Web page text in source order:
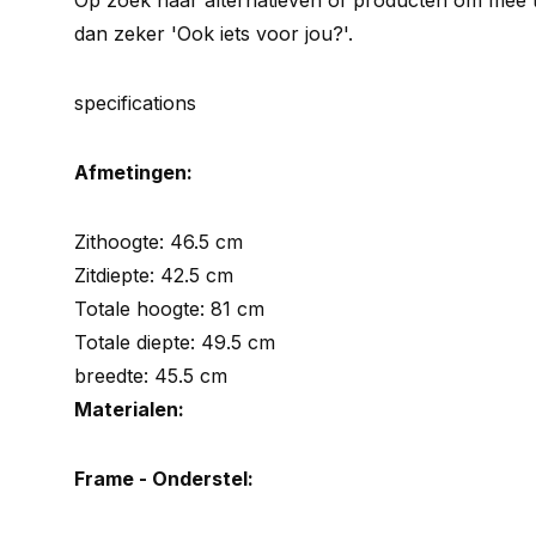
dan zeker 'Ook iets voor jou?'.
specifications
Afmetingen:
Zithoogte: 46.5 cm
Zitdiepte: 42.5 cm
Totale hoogte: 81 cm
Totale diepte: 49.5 cm
breedte: 45.5 cm
Materialen:
Frame - Onderstel: